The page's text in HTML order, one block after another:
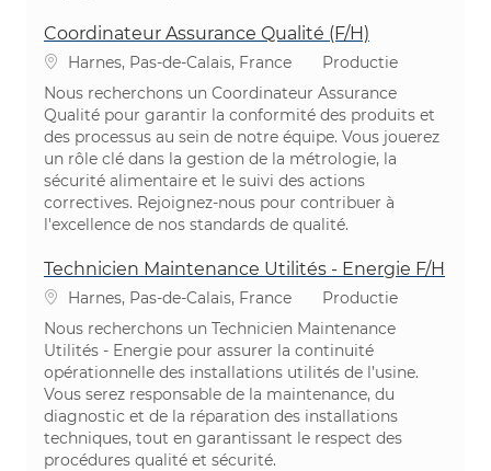
Coordinateur Assurance Qualité (F/H)
PlaatsHarnes, Pas-de-Calais, France Categorie
Productie
Nous recherchons un Coordinateur Assurance
Qualité pour garantir la conformité des produits et
des processus au sein de notre équipe. Vous jouerez
un rôle clé dans la gestion de la métrologie, la
sécurité alimentaire et le suivi des actions
correctives. Rejoignez-nous pour contribuer à
l'excellence de nos standards de qualité.
Technicien Maintenance Utilités - Energie F/H
PlaatsHarnes, Pas-de-Calais, France Categorie
Productie
Nous recherchons un Technicien Maintenance
Utilités - Energie pour assurer la continuité
opérationnelle des installations utilités de l’usine.
Vous serez responsable de la maintenance, du
diagnostic et de la réparation des installations
techniques, tout en garantissant le respect des
procédures qualité et sécurité.